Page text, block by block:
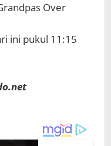
Over
ini pukul 11:15